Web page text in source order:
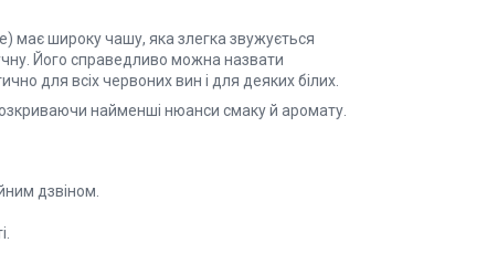
має широку чашу, яка злегка звужується
Його справедливо можна назвати
для всіх червоних вин і для деяких білих.
найменші нюанси смаку й аромату.
дзвіном.